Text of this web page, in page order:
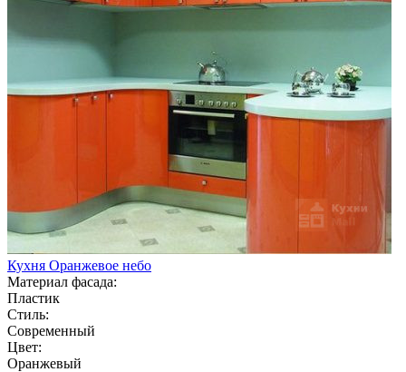
Кухня Оранжевое небо
Материал фасада:
Пластик
Стиль:
Современный
Цвет:
Оранжевый